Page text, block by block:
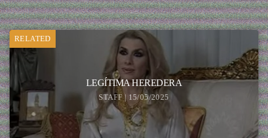
RELATED
LEGÍTIMA HEREDERA
STAFF | 15/05/2025